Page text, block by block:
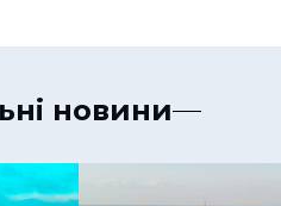
новини